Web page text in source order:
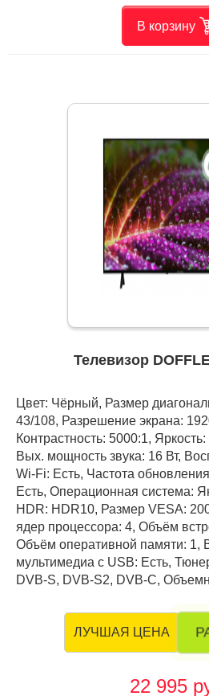
В корзину
Телевизор
Цвет: Чёрный, Размер
43/108, Разрешение экрана:
Контрастность: 5000:1,
Вых. мощность звука: 16 Вт,
Wi-Fi: Есть, Частота
Есть, Операционная система:
HDR: HDR10, Размер VESA:
ядер процессора: 4, Объём
Объём оперативной памяти: 1,
мультимедиа с USB: Есть,
DVB-S, DVB-S2, DVB-C,
ЛУЧШАЯ ЦЕНА
22 995